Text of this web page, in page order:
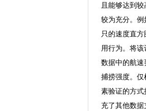
且能够达到
较为充分。例
只的速度直
用行为。将
数据中的航速
捕捞强度。
素验证的方式
充了其他数